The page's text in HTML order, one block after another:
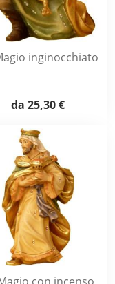
inginocchiato
da 25,30 €